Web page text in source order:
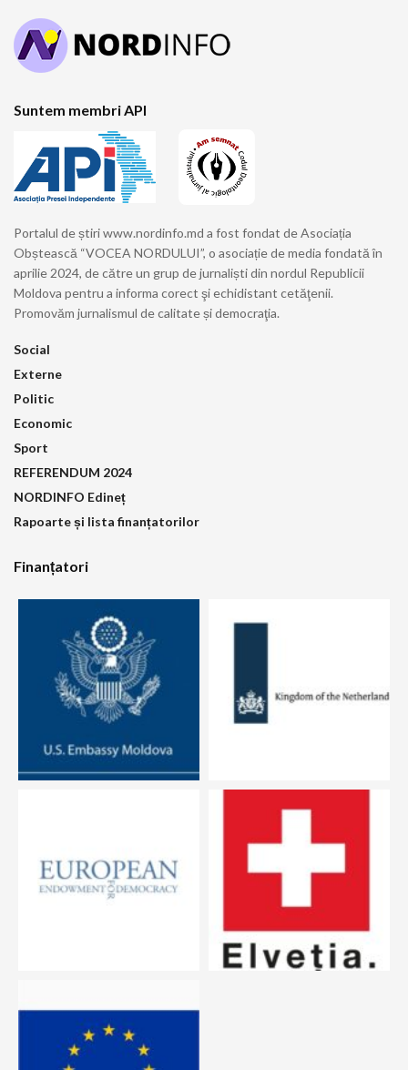
Suntem membri API
Portalul de știri www.nordinfo.md a fost fondat de Asociația
Obștească “VOCEA NORDULUI”, o asociație de media fondată în
aprilie 2024, de către un grup de jurnaliști din nordul Republicii
Moldova pentru a informa corect şi echidistant cetăţenii.
Promovăm jurnalismul de calitate și democraţia.
Social
Externe
Politic
Economic
Sport
REFERENDUM 2024
NORDINFO Edineț
Rapoarte și lista finanțatorilor
Finanțatori